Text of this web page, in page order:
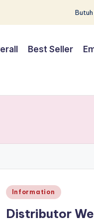
Best Seller
Posted
Information
Distributor